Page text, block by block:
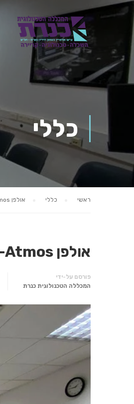
כללי
ראשי כללי אולפן Dolby-Atmos במגמת סאונד
אולפן Dolby-Atmos במגמת סאונד
פורסם על-ידי
המכללה הטכנולוגית כנרת